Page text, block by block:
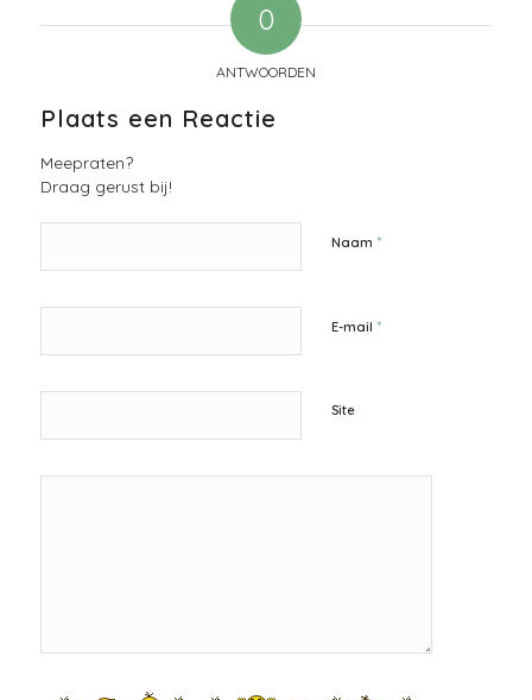
0
ANTWOORDEN
Plaats een Reactie
Meepraten?
Draag gerust bij!
Naam *
E-mail *
Site